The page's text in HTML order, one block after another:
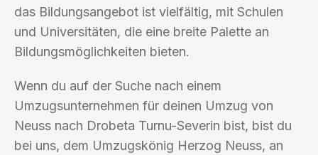
das Bildungsangebot ist vielfältig, mit Schulen
und Universitäten, die eine breite Palette an
Bildungsmöglichkeiten bieten.
Wenn du auf der Suche nach einem
Umzugsunternehmen für deinen Umzug von
Neuss nach Drobeta Turnu-Severin bist, bist du
bei uns, dem Umzugskönig Herzog Neuss, an